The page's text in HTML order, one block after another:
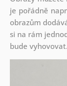
je pořádně
obrazům
si na rám
bude vyhovovat.